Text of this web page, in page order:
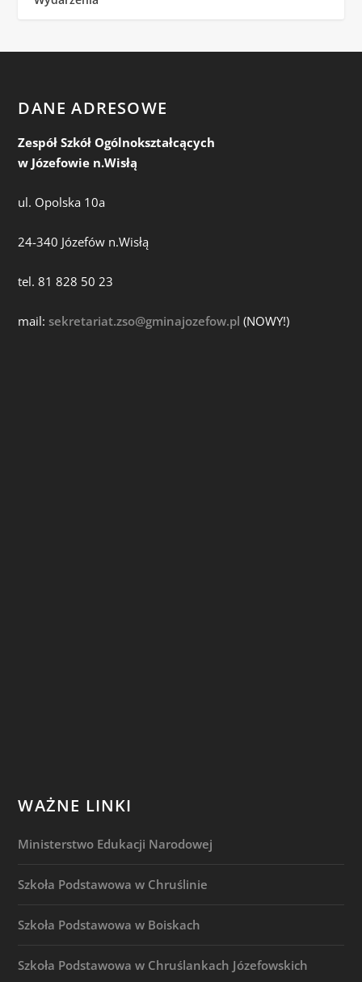
DANE ADRESOWE
Zespół Szkół Ogólnokształcących
w Józefowie n.Wisłą
ul. Opolska 10a
24-340 Józefów n.Wisłą
tel. 81 828 50 23
mail:sekretariat.zso@gminajozefow.pl (NOWY!)
WAŻNE LINKI
Ministerstwo Edukacji Narodowej
Szkoła Podstawowa w Chruślinie
Szkoła Podstawowa w Boiskach
Szkoła Podstawowa w Chruślankach Józefowskich